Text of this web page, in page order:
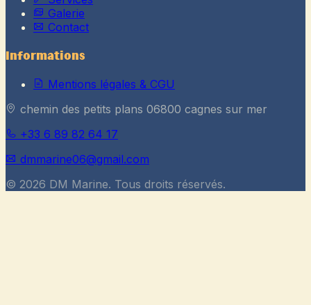
Galerie
Contact
Informations
Mentions légales & CGU
chemin des petits plans 06800 cagnes sur mer
+33 6 89 82 64 17
dmmarine06@gmail.com
© 2026 DM Marine. Tous droits réservés.